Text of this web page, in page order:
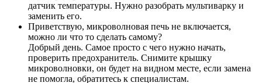
датчик температуры. Нужно разобрать мультиварку и
заменить его.
Приветствую, микроволновая печь не включается,
можно ли что то сделать самому?
Добрый день. Самое просто с чего нужно начать,
проверить предохранитель. Снимите крышку
микроволновки, он будет на видном месте, если замена
не помогла, обратитесь к специалистам.